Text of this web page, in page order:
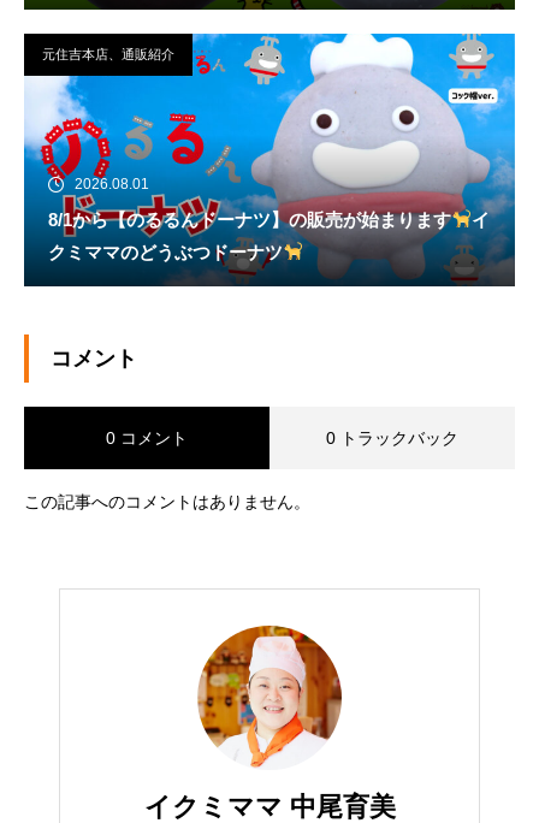
元住吉本店、通販紹介
2026.08.01
8/1から【のるるんドーナツ】の販売が始まります
イ
クミママのどうぶつドーナツ
コメント
0 コメント 0 トラックバック
この記事へのコメントはありません。
イクミママ 中尾育美